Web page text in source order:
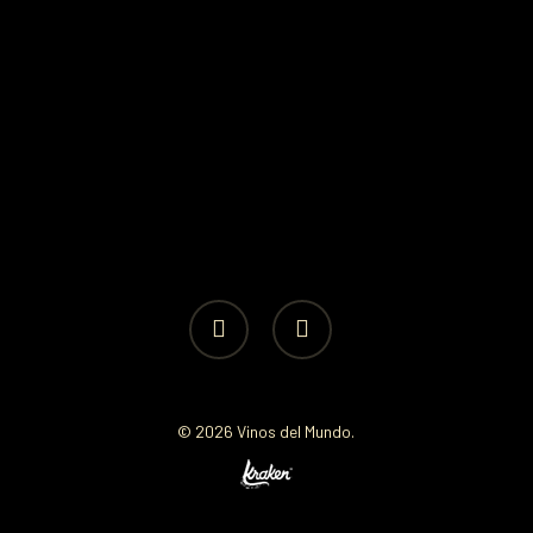
facebook instagram
© 2026 Vinos del Mundo.